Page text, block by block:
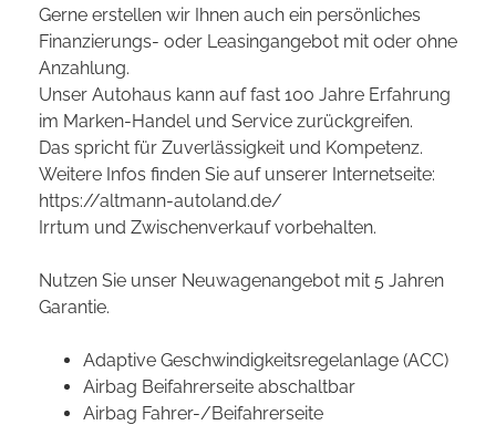
Gerne erstellen wir Ihnen auch ein persönliches
Finanzierungs- oder Leasingangebot mit oder ohne
Anzahlung.
Unser Autohaus kann auf fast 100 Jahre Erfahrung
im Marken-Handel und Service zurückgreifen.
Das spricht für Zuverlässigkeit und Kompetenz.
Weitere Infos finden Sie auf unserer Internetseite:
https://altmann-autoland.de/
Irrtum und Zwischenverkauf vorbehalten.
Nutzen Sie unser Neuwagenangebot mit 5 Jahren
Garantie.
Adaptive Geschwindigkeitsregelanlage (ACC)
Airbag Beifahrerseite abschaltbar
Airbag Fahrer-/Beifahrerseite